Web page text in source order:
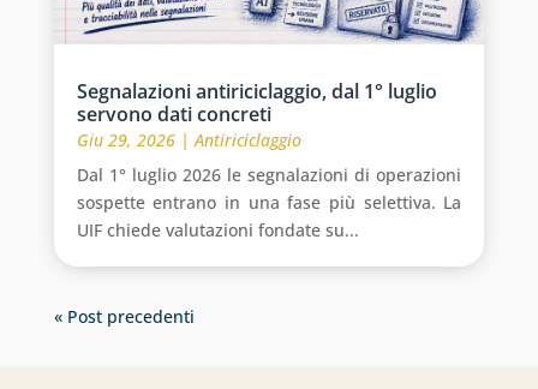
Segnalazioni antiriciclaggio, dal 1° luglio
servono dati concreti
Giu 29, 2026|Antiriciclaggio
Dal 1° luglio 2026 le segnalazioni di operazioni
sospette entrano in una fase più selettiva. La
UIF chiede valutazioni fondate su...
« Post precedenti